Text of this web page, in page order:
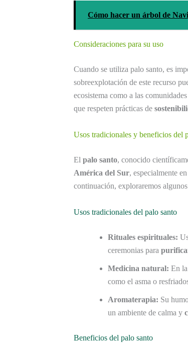
Cómo hacer un árbol de
Consideraciones para su uso
Cuando se utiliza palo santo, es
sobreexplotación de este recurso
ecosistema como a las
que respeten prácticas de
Usos tradicionales y beneficios del
El palo santo, conocido
América del Sur, especialmente en
continuación, exploraremos
Usos tradicionales del palo santo
Rituales espirituales:
ceremonias para
Medicina natural: En la
como el asma o
Aromaterapia: Su
un ambiente de calma y
Beneficios del palo santo